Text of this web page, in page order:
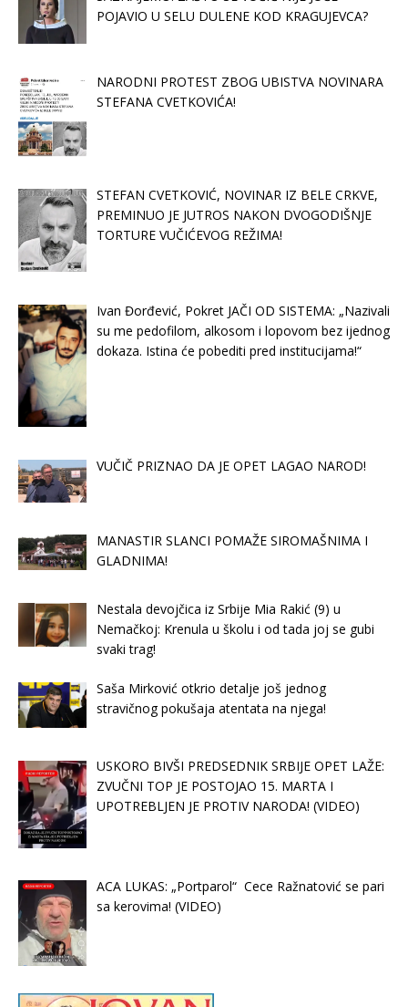
POJAVIO U SELU DULENE KOD KRAGUJEVCA?
NARODNI PROTEST ZBOG UBISTVA NOVINARA
STEFANA CVETKOVIĆA!
STEFAN CVETKOVIĆ, NOVINAR IZ BELE CRKVE,
PREMINUO JE JUTROS NAKON DVOGODIŠNJE
TORTURE VUČIĆEVOG REŽIMA!
Ivan Đorđević, Pokret JAČI OD SISTEMA: „Nazivali
su me pedofilom, alkosom i lopovom bez ijednog
dokaza. Istina će pobediti pred institucijama!“
VUČIČ PRIZNAO DA JE OPET LAGAO NAROD!
MANASTIR SLANCI POMAŽE SIROMAŠNIMA I
GLADNIMA!
Nestala devojčica iz Srbije Mia Rakić (9) u
Nemačkoj: Krenula u školu i od tada joj se gubi
svaki trag!
Saša Mirković otkrio detalje još jednog
stravičnog pokušaja atentata na njega!
USKORO BIVŠI PREDSEDNIK SRBIJE OPET LAŽE:
ZVUČNI TOP JE POSTOJAO 15. MARTA I
UPOTREBLJEN JE PROTIV NARODA! (VIDEO)
ACA LUKAS: „Portparol“ Cece Ražnatović se pari
sa kerovima! (VIDEO)